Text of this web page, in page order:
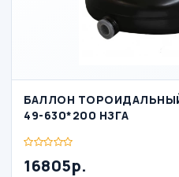
БАЛЛОН
49-630*200 НЗГА
16805р.